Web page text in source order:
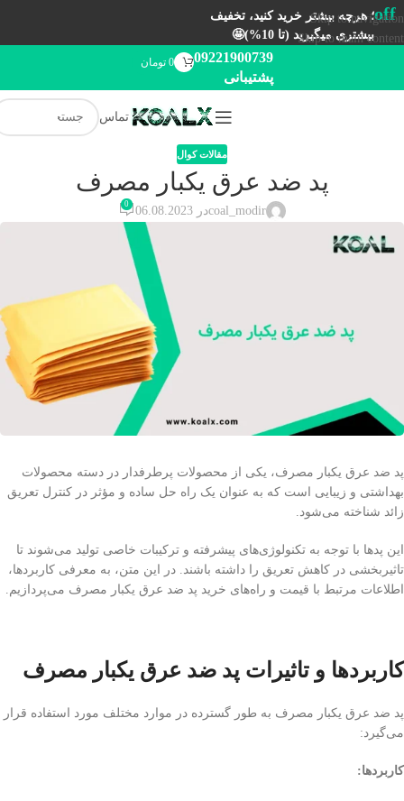
Skip to navigation
Skip to main content
off؛ هرچه بیشتر خرید کنید، تخفیف
بیشتری میگیرید (تا 10%)🤩
09221900739
پشتیبانی
0 تومان
تماس
مقالات کوال
پد ضد عرق یکبار مصرف
coal_modirدر 06.08.2023 0
پد ضد عرق یکبار مصرف، یکی از محصولات پرطرفدار در دسته محصولات
بهداشتی و زیبایی است که به عنوان یک راه حل ساده و مؤثر در کنترل تعریق
زائد شناخته می‌شود.
این پدها با توجه به تکنولوژی‌های پیشرفته و ترکیبات خاصی تولید می‌شوند تا
تاثیربخشی در کاهش تعریق را داشته باشند. در این متن، به معرفی کاربردها،
اطلاعات مرتبط با قیمت و راه‌های خرید پد ضد عرق یکبار مصرف می‌پردازیم.
کاربردها و تاثیرات پد ضد عرق یکبار مصرف
پد ضد عرق یکبار مصرف به طور گسترده در موارد مختلف مورد استفاده قرار
می‌گیرد:
کاربردها: